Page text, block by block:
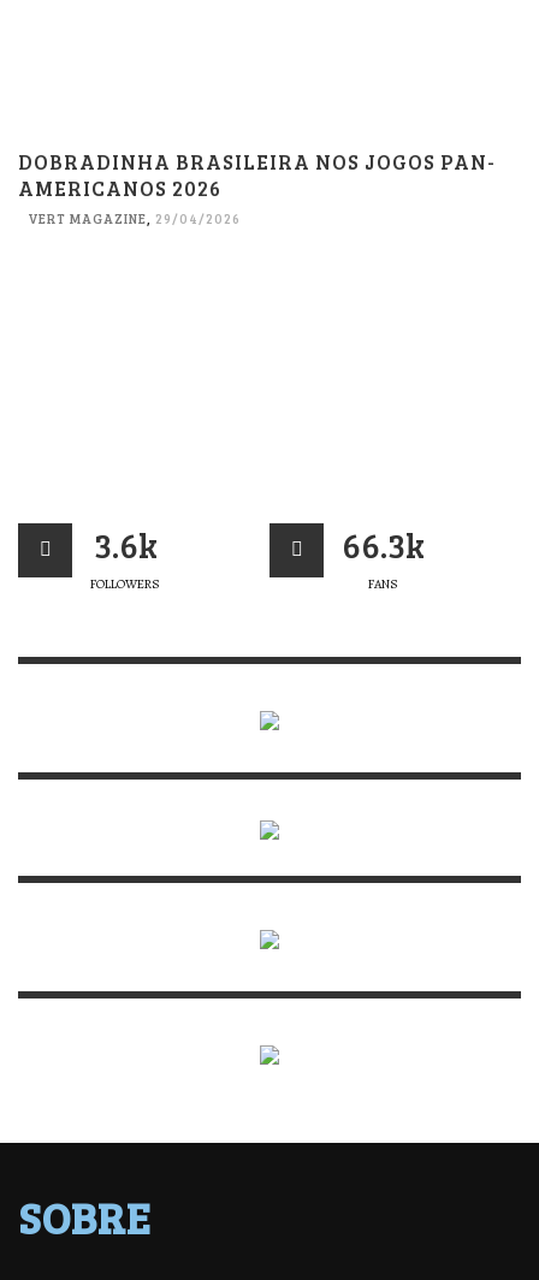
DOBRADINHA BRASILEIRA NOS JOGOS PAN-
AMERICANOS 2026
VERT MAGAZINE, 29/04/2026
3.6k
FOLLOWERS
66.3k
FANS
SOBRE